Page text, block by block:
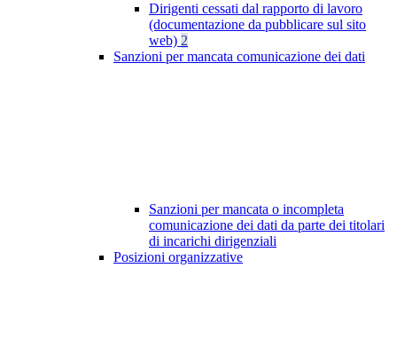
Dirigenti cessati dal rapporto di lavoro
(documentazione da pubblicare sul sito
web) 2
Sanzioni per mancata comunicazione dei dati
Sanzioni per mancata o incompleta
comunicazione dei dati da parte dei titolari
di incarichi dirigenziali
Posizioni organizzative